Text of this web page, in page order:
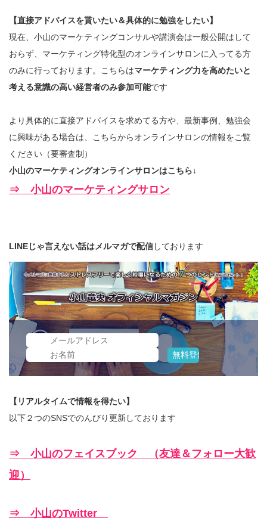
【直接アドバイスを貰いたい＆具体的に勉強をしたい】
現在、小山のマーケティングコンサルや講演会は一般公開はして
おらず、マーケティング特化型のオンラインサロンに入ってる方
のみに行っております。こちらはマーケティング力を高めたいと
考える意識の高い経営者のみ参加可能です
より具体的に直接アドバイスを求めてる方や、最新事例、勉強会
に興味がある場合は、こちらからオンラインサロンの情報をご覧
ください（要審査制）
小山のマーケティングオンラインサロンはこちら↓
⇒ 小山のマーケティングサロン
LINEじゃ言えない話はメルマガで配信しております
【リアルタイムで情報を得たい】
以下２つのSNSでのんびり更新しております
⇒ 小山のフェイスブック （友達＆フォロー大歓
迎）
⇒ 小山のTwitter